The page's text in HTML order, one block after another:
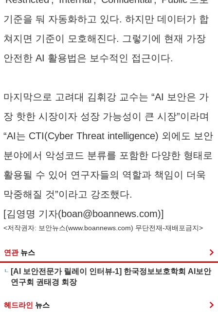
기준을 둬 자동화하고 있다. 하지만 데이터가 합
쳐지면 기준이 모호해진다. 그렇기에 현재 가장
안전한 AI 활용법은 보수적인 접근이다.
마지막으로 고려대 김휘강 교수는 “AI 보안은 가
장 핫한 시장이자 성장 가능성이 큰 시장”이라며
“AI는 CTI(Cyber Threat intelligence) 외에도 보안
분야에서 악성코드 분류를 포함한 다양한 형태로
활용될 수 있어 연구자들의 역할과 책임이 더욱
막중해질 것”이라고 강조했다.
[김영명 기자(boan@boannews.com)]
<저작권자: 보안뉴스(www.boannews.com) 무단전재-재배포금지>
연관 뉴스
[AI 보안전문가 릴레이 인터뷰-1] 한국정보보호학회 AI보안
연구회 권태경 회장
헤드라인 뉴스